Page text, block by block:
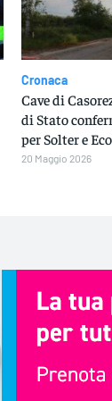
Cronaca
Cave di
di Stato
per Solter e
20 Maggio 2026